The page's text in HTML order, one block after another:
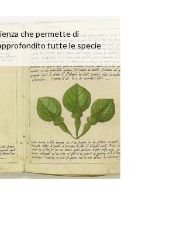
che permette di
tutte le specie